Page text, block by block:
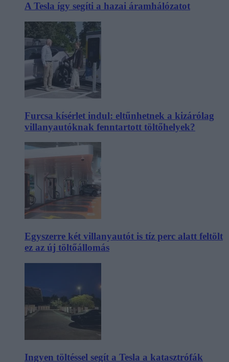
A Tesla így segíti a hazai áramhálózatot
Furcsa kísérlet indul: eltűnhetnek a kizárólag
villanyautóknak fenntartott töltőhelyek?
Egyszerre két villanyautót is tíz perc alatt feltölt
ez az új töltőállomás
Ingyen töltéssel segít a Tesla a katasztrófák